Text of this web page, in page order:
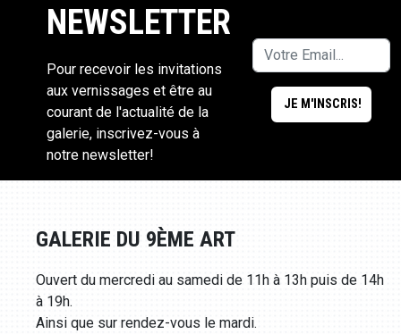
NEWSLETTER
Pour recevoir les invitations
aux vernissages et être au
courant de l'actualité de la
galerie, inscrivez-vous à
notre newsletter!
GALERIE DU 9ÈME ART
Ouvert du mercredi au samedi de 11h à 13h puis de 14h
à 19h.
Ainsi que sur rendez-vous le mardi.